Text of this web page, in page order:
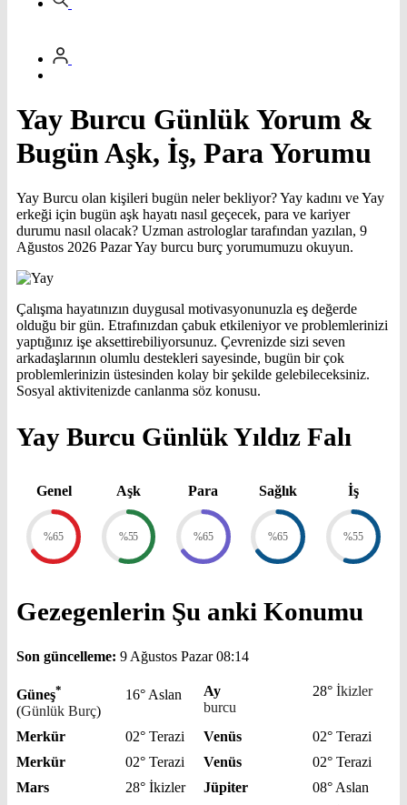
Yay Burcu Günlük Yorum &
Bugün Aşk, İş, Para Yorumu
Yay Burcu olan kişileri bugün neler bekliyor? Yay kadını ve Yay
erkeği için bugün aşk hayatı nasıl geçecek, para ve kariyer
durumu nasıl olacak? Uzman astrologlar tarafından yazılan, 9
Ağustos 2026 Pazar Yay burcu burç yorumumuzu okuyun.
Çalışma hayatınızın duygusal motivasyonunuzla eş değerde
olduğu bir gün. Etrafınızdan çabuk etkileniyor ve problemlerinizi
yaptığınız işe aksettirebiliyorsunuz. Çevrenizde sizi seven
arkadaşlarının olumlu destekleri sayesinde, bugün bir çok
problemlerinizin üstesinden kolay bir şekilde gelebileceksiniz.
Sosyal aktivitenizde canlanma söz konusu.
Yay Burcu Günlük Yıldız Falı
Genel
%65
Aşk
%55
Para
%65
Sağlık
%65
İş
%55
Gezegenlerin Şu anki Konumu
Son güncelleme: 9 Ağustos Pazar 08:14
Güneş*
16° Aslan
(Günlük Burç)
Ay 28° İkizler
burcu
Merkür
02° Terazi Venüs
02° Terazi
Merkür
02° Terazi Venüs
02° Terazi
Mars
28° İkizler Jüpiter
08° Aslan